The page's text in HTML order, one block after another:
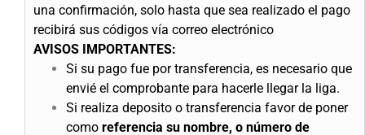
una confirmación, solo hasta que sea realizado el pago
recibirá sus códigos vía correo electrónico
AVISOS IMPORTANTES:
Si su pago fue por transferencia, es necesario que
envié el comprobante para hacerle llegar la liga.
Si realiza deposito o transferencia favor de poner
como referencia su nombre, o número de